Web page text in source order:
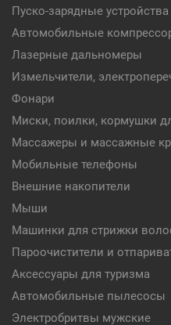
Пуско-зарядные устройства
Автомобильные
Лазерные дальномеры
Измельчители,
Фонари
Миски, поилки, кормушки
Массажеры и массажные
Мобильные телефоны
Внешние накопители
Мыши
Машинки для стрижки
Пароочистители и
Аксессуары для туризма
Автомобильные пылесосы
Электробритвы мужские